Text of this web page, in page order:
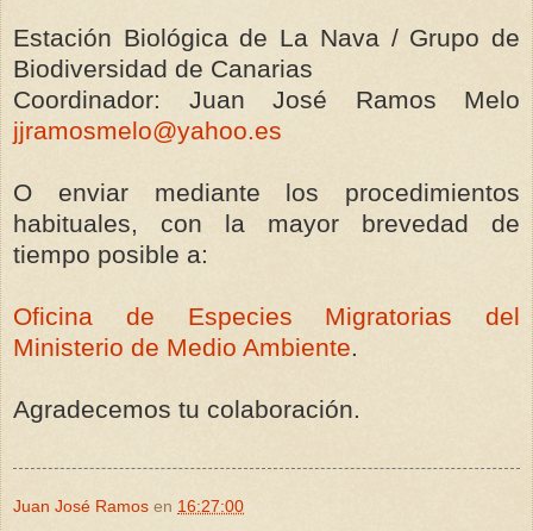
Estación Biológica de La Nava / Grupo de
Biodiversidad de Canarias
Coordinador: Juan José Ramos Melo
jjramosmelo@yahoo.es
O enviar mediante los procedimientos
habituales, con la mayor brevedad de
tiempo posible a:
Oficina de Especies Migratorias del
Ministerio de Medio Ambiente.
Agradecemos tu colaboración.
Juan José Ramos en 16:27:00